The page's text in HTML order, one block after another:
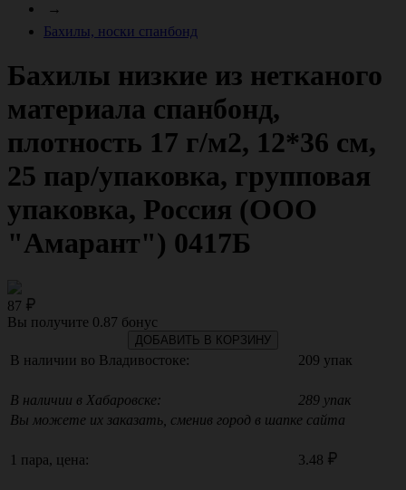
→
Бахилы, носки спанбонд
Бахилы низкие из нетканого
материала спанбонд,
плотность 17 г/м2, 12*36 см,
25 пар/упаковка, групповая
упаковка, Россия (ООО
"Амарант") 0417Б
87
Вы получите 0.87 бонус
ДОБАВИТЬ В КОРЗИНУ
В наличии во Владивостоке: 209 упак
В наличии в Хабаровске:
289 упак
Вы можете их заказать, сменив город в шапке сайта
1 пара, цена: 3.48